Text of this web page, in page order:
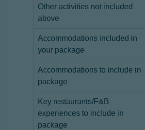
Other activities not included
above
Accommodations included in
your package
Accommodations to include in
package
Key restaurants/F&B
experiences to include in
package